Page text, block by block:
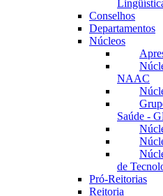
Conselhos
Departamentos
Núcleos
NAAC
Saúde -
de
Pró-Reitorias
Reitoria